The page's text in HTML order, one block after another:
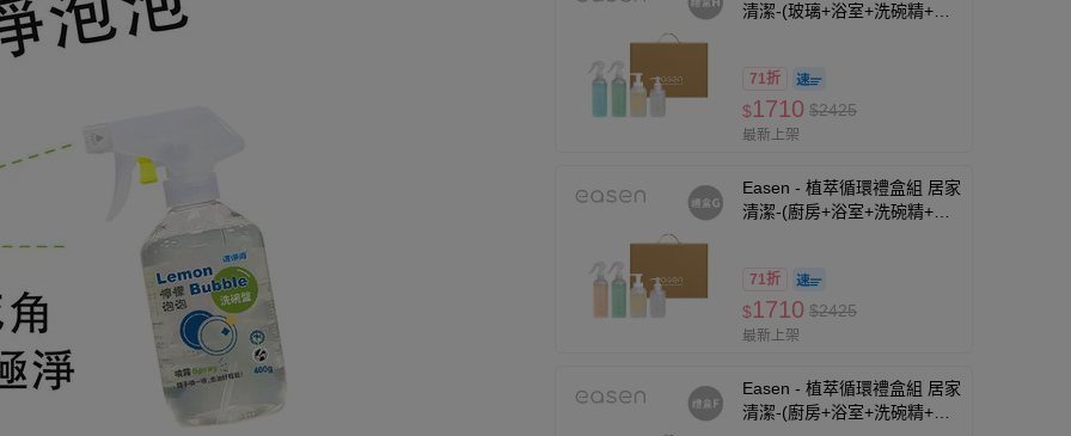
清潔-(玻璃+浴室+洗碗精+洗
71折
$1710 $2425
最新上架
Easen - 植萃循環禮盒組 居家
清潔-(廚房+浴室+洗碗精+洗
71折
$1710 $2425
最新上架
Easen - 植萃循環禮盒組 居家
清潔-(廚房+浴室+洗碗精+洗